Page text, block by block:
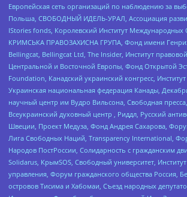
Европейская сеть организаций по наблюдению за
Польша, СВОБОДНЫЙ ИДЕЛЬ-УРАЛ, Ассоциация
IStories fonds, Королевский Институт
КРИМСЬКА ПРАВОЗАХИСНА ГРУПА, Фонд имени
Bellingcat, Bellingcat Ltd, The Insider, Институт
Центральной и Восточной Европы, Фонд Открытой
Foundation, Канадский украинский конгресс,
Украинская национальная федерация Канады,
научный центр им Вудро Вильсона, Свободная
Всеукраинский духовный центр , Риддл, Русский
Швеции, Проект Медуза, Фонд Андрея Сахарова,
Лига Свободных Наций, Transparеncy International,
Народов ПостРоссии, Солидарность с гражданским
Solidarus, КрымSOS, Свободный университет, Институт
управления, Форум гражданского общества Россия,
островов Тисима и Хабомаи, Съезд народных